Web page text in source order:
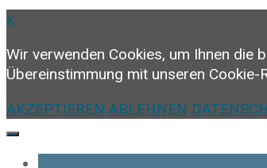
x
Wir verwenden Cookies, um Ihnen die
Übereinstimmung mit unseren Cookie-
AKZEPTIEREN ABLEHNEN